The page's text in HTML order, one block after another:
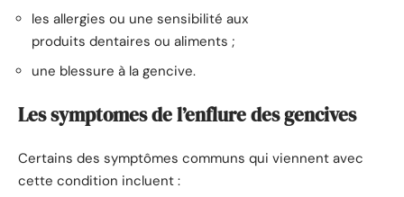
les allergies ou une sensibilité aux
produits dentaires ou aliments ;
une blessure à la gencive.
Les symptomes de l’enflure des gencives
Certains des symptômes communs qui viennent avec
cette condition incluent :